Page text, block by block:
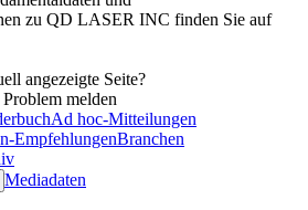
zu QD LASER INC finden Sie auf
angezeigte Seite?
Problem melden
Ad hoc-Mitteilungen
EmpfehlungenBranchen
Mediadaten